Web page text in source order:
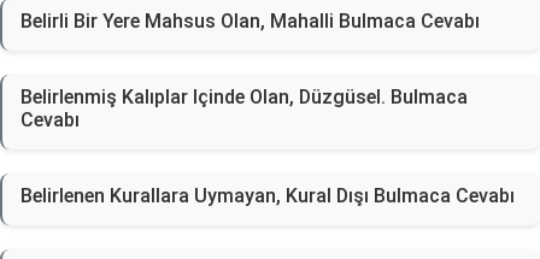
Belirli Bir Yere Mahsus Olan, Mahalli Bulmaca Cevabı
Belirlenmiş Kalıplar Içinde Olan, Düzgüsel. Bulmaca
Cevabı
Belirlenen Kurallara Uymayan, Kural Dışı Bulmaca Cevabı